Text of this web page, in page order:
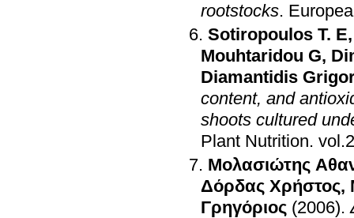
rootstocks.
Sotiropoulos T. E
Mouhtaridou G,
Diamantidis
content, and
shoots cultured
Plant Nutrition.
Μολασιώτης
Δόρδας Χρήστος,
Γρηγόριος (2006).